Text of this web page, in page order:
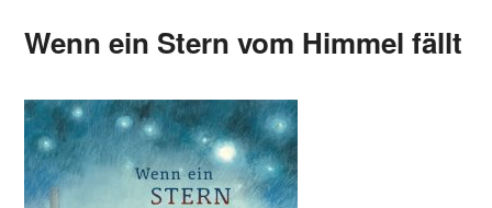
Wenn ein Stern vom Himmel fällt